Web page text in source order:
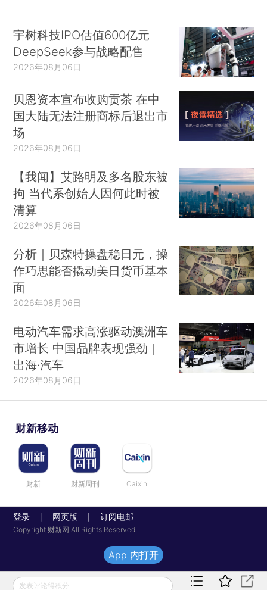
宇树科技IPO估值600亿元
DeepSeek参与战略配售
2026年08月06日
贝恩资本宣布收购贡茶 在中
国大陆无法注册商标后退出市
场
2026年08月06日
【我闻】艾路明及多名股东被
拘 当代系创始人因何此时被
清算
2026年08月06日
分析｜贝森特操盘稳日元，操
作巧思能否撬动美日货币基本
面
2026年08月06日
电动汽车需求高涨驱动澳洲车
市增长 中国品牌表现强劲｜
出海·汽车
2026年08月06日
财新移动
财新 财新周刊 Caixin
登录 网页版 订阅电邮
Copyright 财新网 All Rights Reserved
发表评论得积分
App 内打开